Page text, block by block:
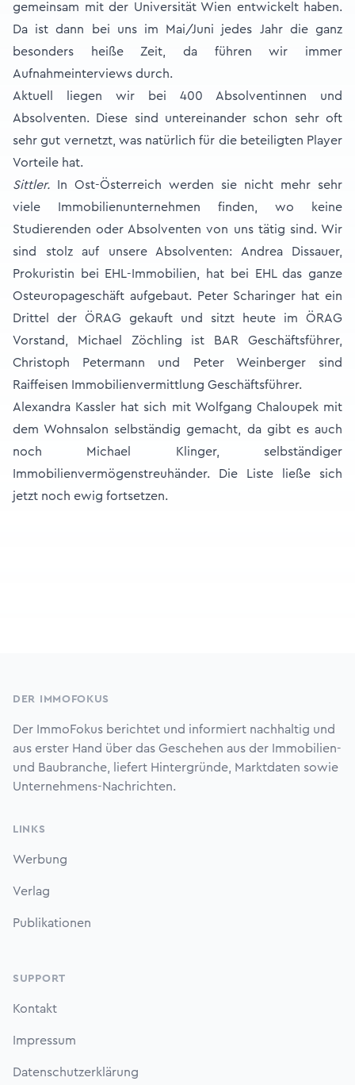
gemeinsam mit der Universität Wien entwickelt haben.
Da ist dann bei uns im Mai/Juni jedes Jahr die ganz
besonders heiße Zeit, da führen wir immer
Aufnahmeinterviews durch.
Aktuell liegen wir bei 400 Absolventinnen und
Absolventen. Diese sind untereinander schon sehr oft
sehr gut vernetzt, was natürlich für die beteiligten Player
Vorteile hat.
Sittler. In Ost-Österreich werden sie nicht mehr sehr
viele Immobilienunternehmen finden, wo keine
Studierenden oder Absolventen von uns tätig sind. Wir
sind stolz auf unsere Absolventen: Andrea Dissauer,
Prokuristin bei EHL-Immobilien, hat bei EHL das ganze
Osteuropageschäft aufgebaut. Peter Scharinger hat ein
Drittel der ÖRAG gekauft und sitzt heute im ÖRAG
Vorstand, Michael Zöchling ist BAR Geschäftsführer,
Christoph Petermann und Peter Weinberger sind
Raiffeisen Immobilienvermittlung Geschäftsführer.
Alexandra Kassler hat sich mit Wolfgang Chaloupek mit
dem Wohnsalon selbständig gemacht, da gibt es auch
noch Michael Klinger, selbständiger
Immobilienvermögenstreuhänder. Die Liste ließe sich
jetzt noch ewig fortsetzen.
DER IMMOFOKUS
Der ImmoFokus berichtet und informiert nachhaltig und
aus erster Hand über das Geschehen aus der Immobilien-
und Baubranche, liefert Hintergründe, Marktdaten sowie
Unternehmens-Nachrichten.
LINKS
Werbung
Verlag
Publikationen
SUPPORT
Kontakt
Impressum
Datenschutzerklärung